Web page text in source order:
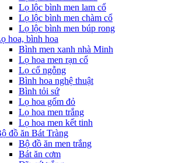
Lọ lộc bình men lam cổ
Lọ lộc bình men chàm cổ
Lọ lộc bình men búp rong
hoa, bình hoa
Bình men xanh nhà Minh
Lọ hoa men rạn cổ
Lọ cổ ngỗng
Bình hoa nghệ thuật
Bình tỏi sứ
Lọ hoa gốm đỏ
Lọ hoa men trắng
Lọ hoa men kết tinh
đồ ăn Bát Tràng
Bộ đồ ăn men trắng
Bát ăn cơm